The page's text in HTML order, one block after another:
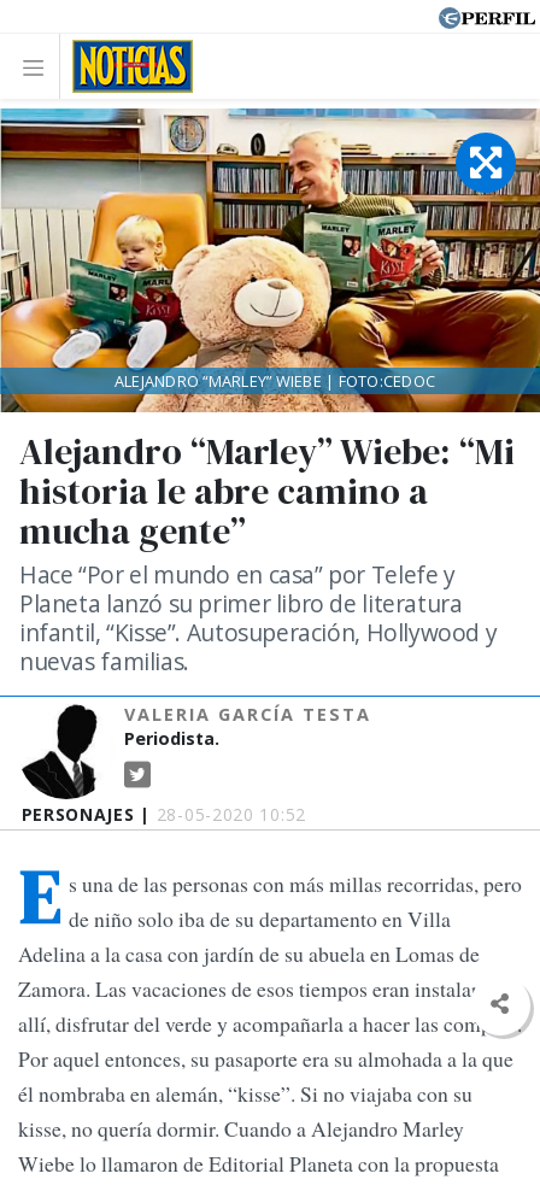
PERSONAJES | 28-05-2020 10:52
Alejandro “Marley” Wiebe: “Mi
historia le abre camino a
mucha gente”
Hace “Por el mundo en casa” por Telefe y
Planeta lanzó su primer libro de literatura
infantil, “Kisse”. Autosuperación, Hollywood y
nuevas familias.
VALERIA GARCÍA TESTA
Periodista.
ALEJANDRO “MARLEY” WIEBE | FOTO:CEDOC
E s una de las personas con más millas recorridas, pero
de niño solo iba de su departamento en Villa
Adelina a la casa con jardín de su abuela en Lomas de
Zamora. Las vacaciones de esos tiempos eran instalarse
allí, disfrutar del verde y acompañarla a hacer las compras.
Por aquel entonces, su pasaporte era su almohada a la que
él nombraba en alemán, “kisse”. Si no viajaba con su
kisse, no quería dormir. Cuando a Alejandro Marley
Wiebe lo llamaron de Editorial Planeta con la propuesta